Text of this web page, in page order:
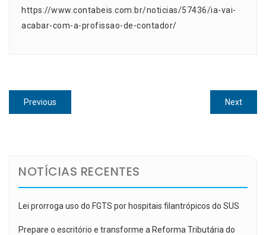
https://www.contabeis.com.br/noticias/57436/ia-vai-
acabar-com-a-profissao-de-contador/
Navegação
de
Previous
post:
NextNext
post:
NOTÍCIAS RECENTES
Lei prorroga uso do FGTS por hospitais filantrópicos do SUS
Prepare o escritório e transforme a Reforma Tributária do